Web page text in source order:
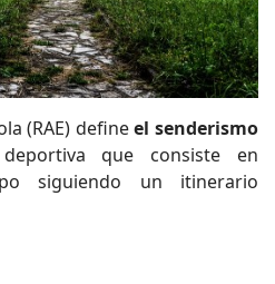
(RAE) defineel senderismo
que consiste en
siguiendo un itinerario